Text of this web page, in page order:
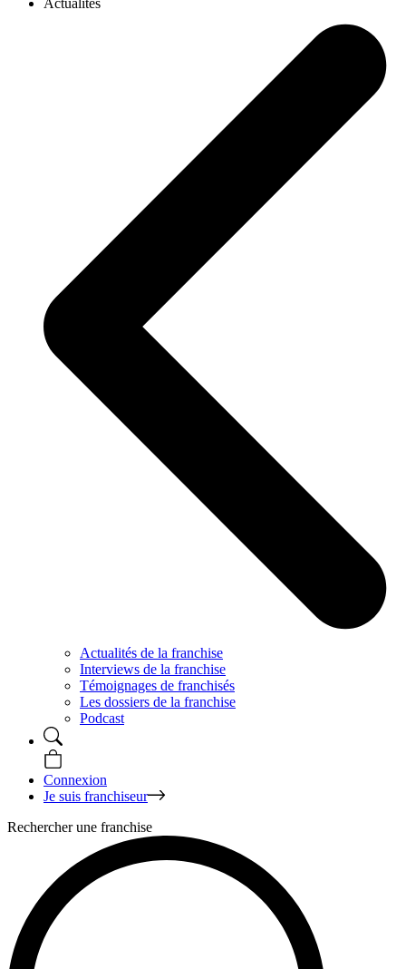
Actualités
Actualités de la franchise
Interviews de la franchise
Témoignages de franchisés
Les dossiers de la franchise
Podcast
Connexion
Je suis franchiseur
Rechercher une franchise